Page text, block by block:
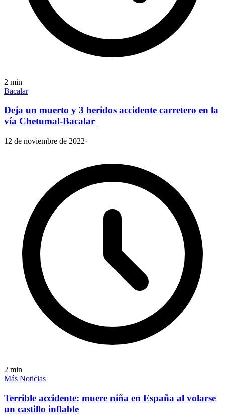
2 min
Bacalar
Deja un muerto y 3 heridos accidente carretero en la
vía Chetumal-Bacalar
12 de noviembre de 2022·
2 min
Más Noticias
Terrible accidente: muere niña en España al volarse
un castillo inflable